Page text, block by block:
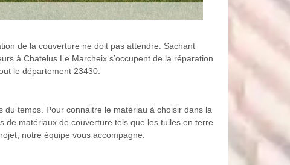
de la couverture ne doit pas attendre. Sachant
à Chatelus Le Marcheix s’occupent de la réparation
le département 23430.
du temps. Pour connaitre le matériau à choisir dans la
de matériaux de couverture tels que les tuiles en terre
notre équipe vous accompagne.